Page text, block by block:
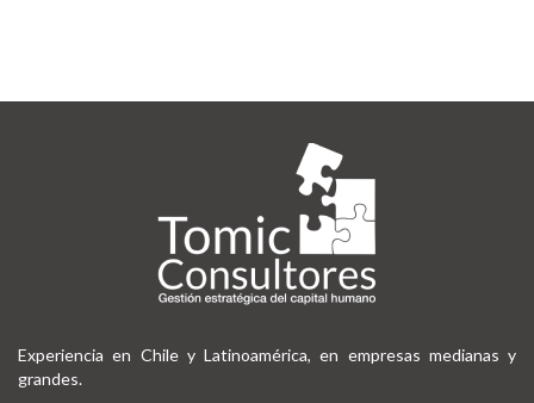
Experiencia en Chile y Latinoamérica, en empresas medianas y
grandes.